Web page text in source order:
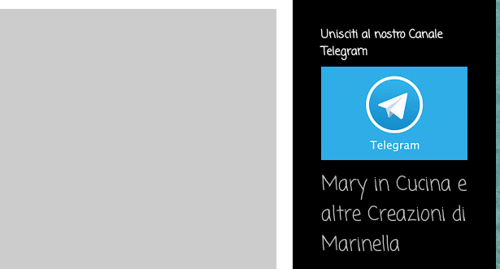
Unisciti al nostro Canale
Telegram
Mary in Cucina e
altre Creazioni di
Marinella